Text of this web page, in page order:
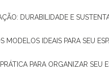
DURABILIDADE E
MODELOS IDEAIS PARA SEU
PARA ORGANIZAR SEU